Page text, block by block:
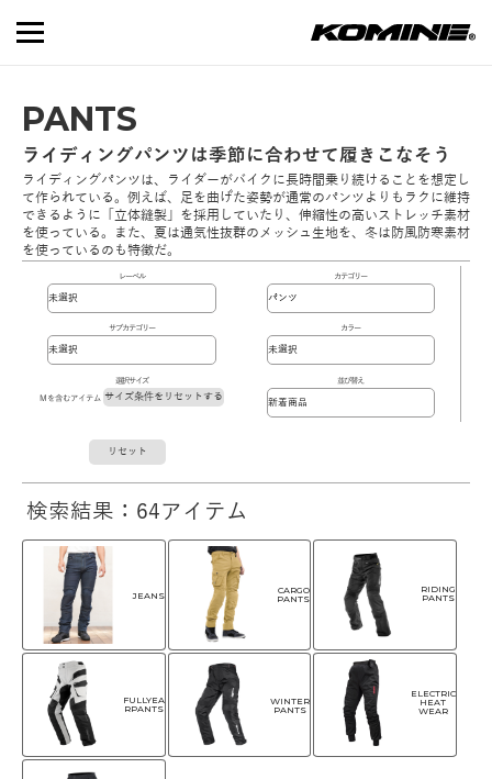
PANTS
ライディングパンツは季節に合わせて履きこなそう
ライディングパンツは、ライダーがバイクに長時間乗り続けることを想定し
て作られている。例えば、足を曲げた姿勢が通常のパンツよりもラクに維持
できるように「立体縫製」を採用していたり、伸縮性の高いストレッチ素材
を使っている。また、夏は通気性抜群のメッシュ生地を、冬は防風防寒素材
を使っているのも特徴だ。
レーベル カテゴリー
サブカテゴリー カラー
選択サイズ
Mを含むアイテム サイズ条件をリセットする
並び替え
リセット
検索結果：64アイテム
JEANS
CARGO
PANTS
RIDING
PANTS
FULLYEA
RPANTS
WINTER
PANTS
ELECTRIC
HEAT
WEAR